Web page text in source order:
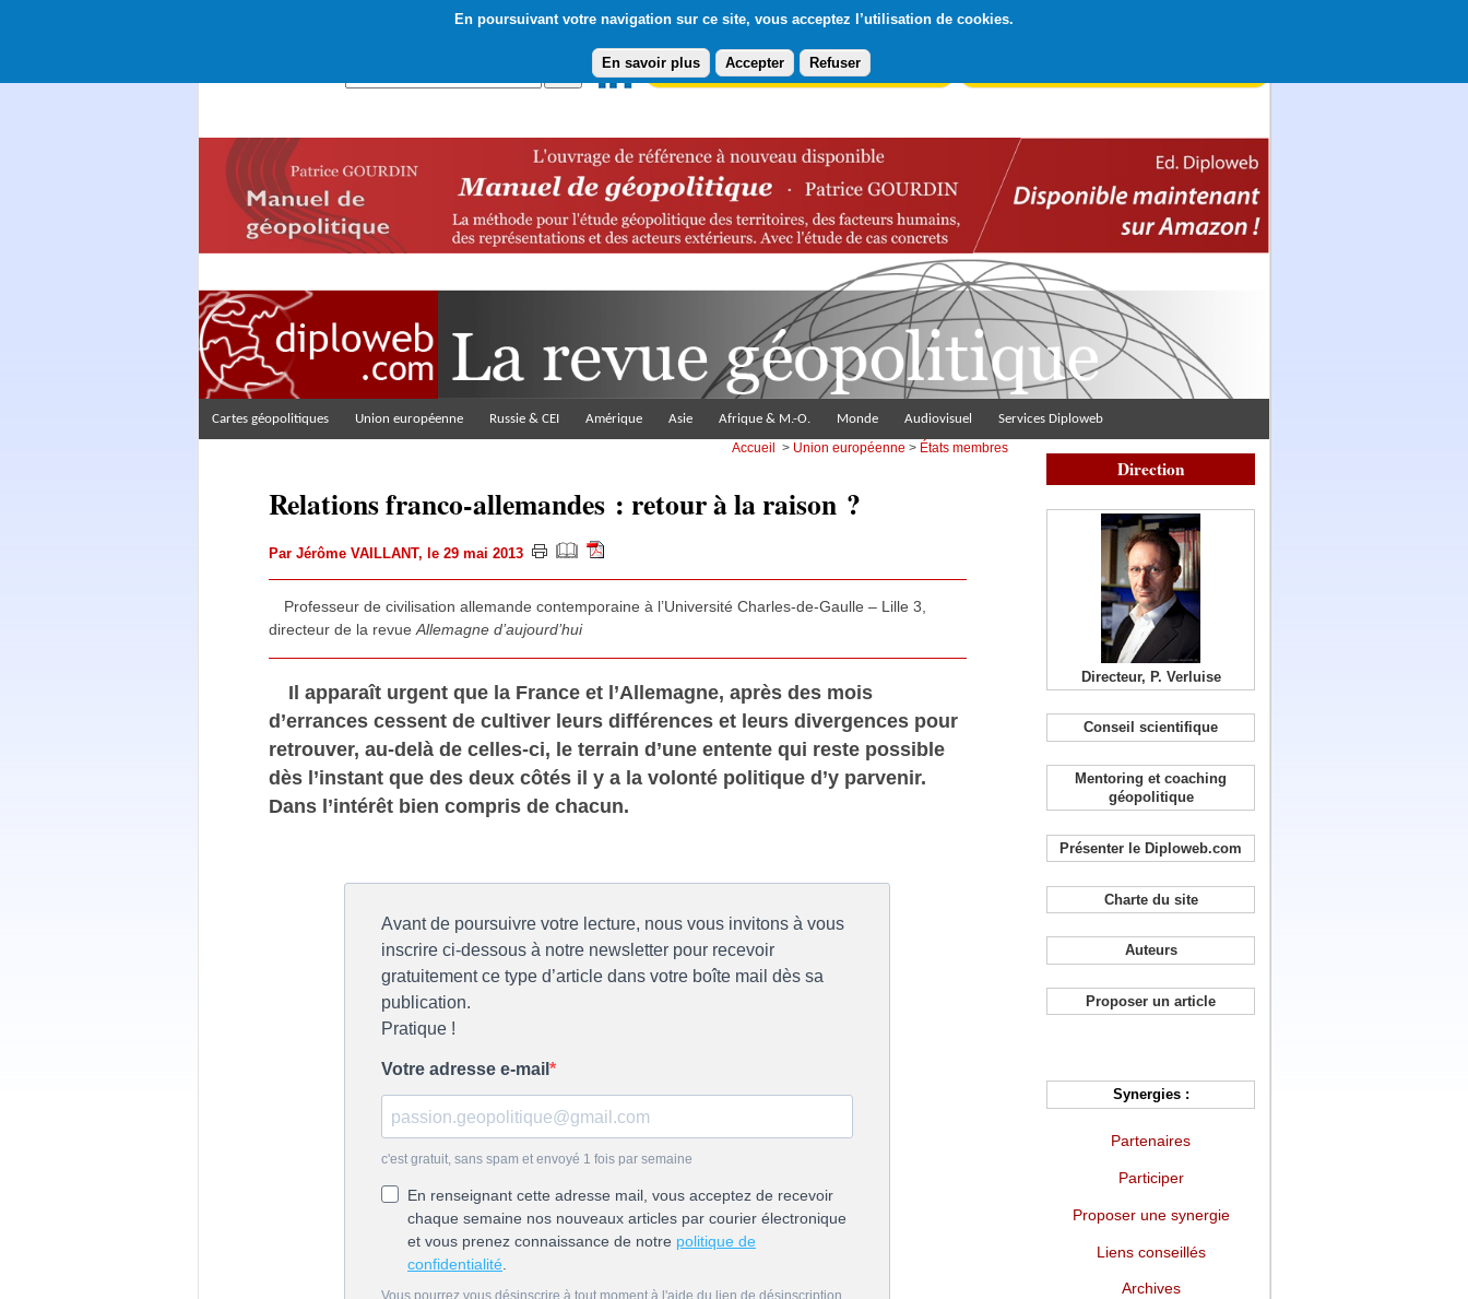
En poursuivant votre navigation sur ce site, vous acceptez l’utilisation de cookies.
En savoir plus Accepter Refuser
Abonnement gratuit à la Lettre du Diploweb
Cartes géopolitiques Union européenne Russie & CEI Amérique Asie Afrique & M.-O. Monde Audiovisuel Services Diploweb
Accueil > Union européenne > États membres
Relations franco-allemandes : retour à la raison ?
Par Jérôme VAILLANT, le 29 mai 2013
Professeur de civilisation allemande contemporaine à l’Université Charles-de-Gaulle – Lille 3,
directeur de la revueAllemagne d’aujourd’hui
Il apparaît urgent que la France et l’Allemagne, après des mois
d’errances cessent de cultiver leurs différences et leurs divergences pour
retrouver, au-delà de celles-ci, le terrain d’une entente qui reste possible
dès l’instant que des deux côtés il y a la volonté politique d’y parvenir.
Dans l’intérêt bien compris de chacun.
Direction
Directeur, P. Verluise
Conseil scientifique
Mentoring et coaching
géopolitique
Présenter le Diploweb.com
Charte du site
Auteurs
Proposer un article
Synergies :
Partenaires
Participer
Proposer une synergie
Liens conseillés
Archives